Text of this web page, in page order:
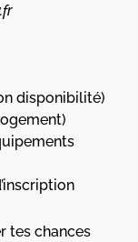
disponibilité)
tes chances